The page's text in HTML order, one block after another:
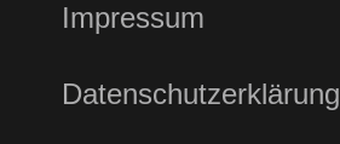
Impressum
Datenschutzerklärung